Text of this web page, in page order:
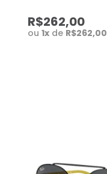
R$262,00
ou1x de R$262,00